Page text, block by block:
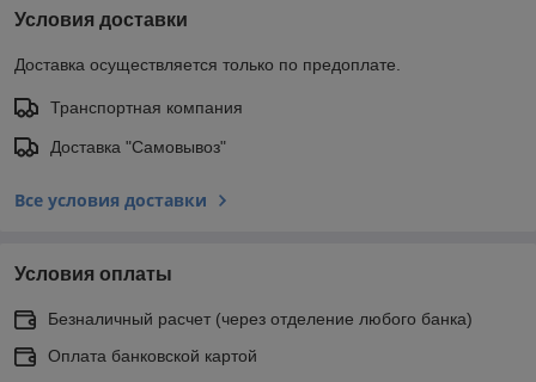
Условия доставки
Доставка осуществляется только по предоплате.
Транспортная компания
Доставка "Самовывоз"
Все условия доставки
Условия оплаты
Безналичный расчет (через отделение любого банка)
Оплата банковской картой